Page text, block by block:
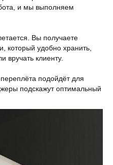
и мы выполняем
Вы получаете
который удобно хранить,
вручать клиенту.
подойдёт для
подскажут оптимальный